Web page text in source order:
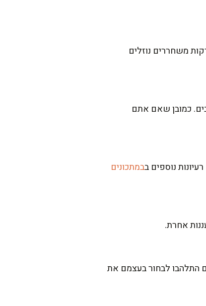
משחררים נוזלים
כמובן שאם אתם
נוספים בבמתכונים
אחרת.
התלהבו לבחור בעצמם את